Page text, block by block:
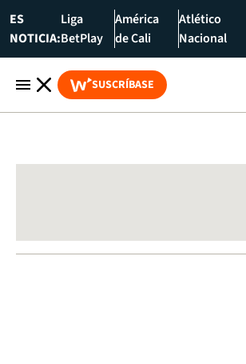
ES
NOTICIA:
Liga
BetPlay
América
de Cali
Atlético
Nacional
SUSCRÍBASE